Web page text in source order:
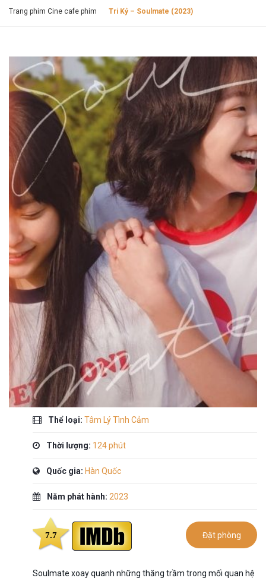
Trang phim Cine cafe phim Tri Kỷ – Soulmate (2023)
Thể loại: Tâm Lý Tình Cảm
Thời lượng: 124 phút
Quốc gia: Hàn Quốc
Năm phát hành: 2023
7.7 Đặt phòng
Soulmate xoay quanh những thăng trầm trong mối quan hệ